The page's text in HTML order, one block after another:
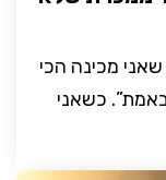
מכינה הכי
כשאני